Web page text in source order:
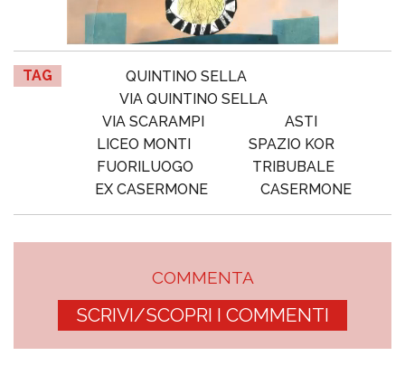
TAG
QUINTINO SELLA
VIA QUINTINO SELLA
VIA SCARAMPI
ASTI
LICEO MONTI
SPAZIO KOR
FUORILUOGO
TRIBUBALE
EX CASERMONE
CASERMONE
COMMENTA
SCRIVI/SCOPRI I COMMENTI